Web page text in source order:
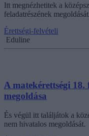
Itt megnézhetitek a
feladatrészének
Érettségi-felvételi
Eduline
A matekérettségi
megoldása
És végül itt találjátok a
nem hivatalos megoldását.